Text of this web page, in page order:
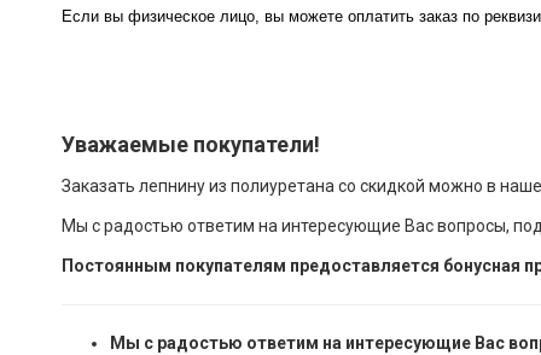
Если вы физическое лицо, вы можете оплатить заказ по
Уважаемые покупатели!
Заказать лепнину из полиуретана со скидкой можно в
Мы с радостью ответим на интересующие Вас вопросы,
Постоянным покупателям предоставляется бонусная
Мы с радостью ответим на интересующие Вас